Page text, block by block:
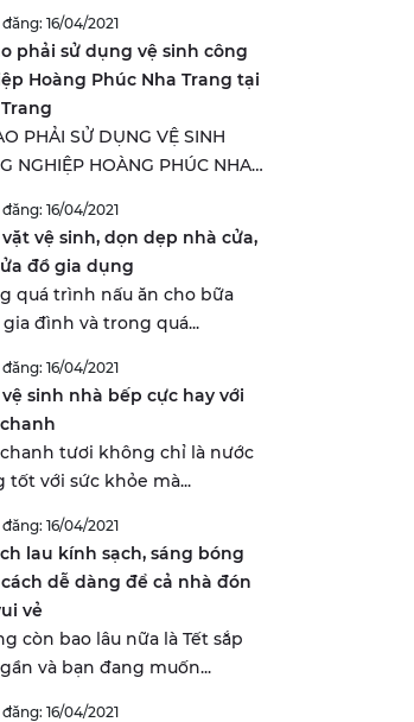
16/04/2021
phải sử dụng vệ sinh công
Hoàng Phúc Nha Trang tại
PHẢI SỬ DỤNG VỆ SINH
NGHIỆP HOÀNG PHÚC NHA
16/04/2021
vặt vệ sinh, dọn dẹp nhà cửa,
đồ gia dụng
quá trình nấu ăn cho bữa
đình và trong quá...
16/04/2021
vệ sinh nhà bếp cực hay với
tươi không chỉ là nước
tốt với sức khỏe mà...
16/04/2021
lau kính sạch, sáng bóng
dễ dàng để cả nhà đón
vẻ
còn bao lâu nữa là Tết sắp
và bạn đang muốn...
16/04/2021